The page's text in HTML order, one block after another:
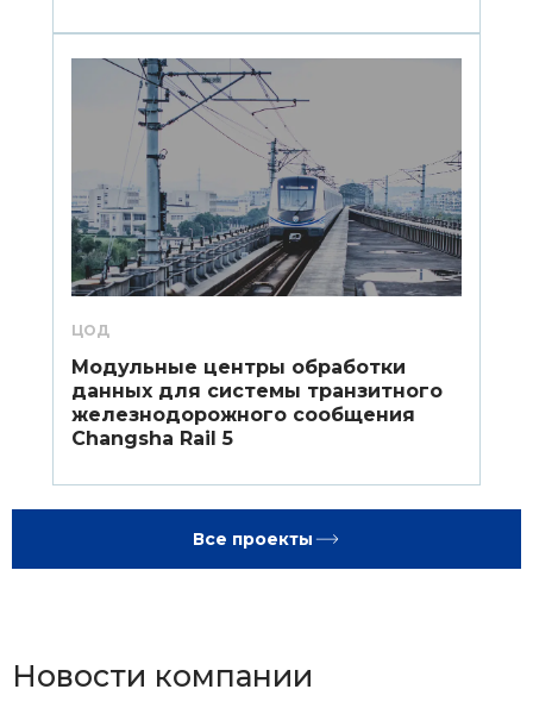
ЦОД
Модульные центры обработки
данных для системы транзитного
железнодорожного сообщения
Changsha Rail 5
Все проекты
Новости компании